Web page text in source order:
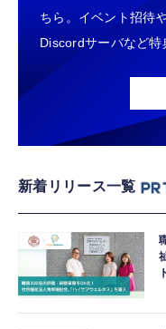
ちら。イベント招待
Discordサーバなど特
新着リリース一覧